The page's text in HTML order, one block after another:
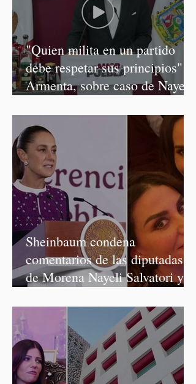
"Quien milita en un partido
debe respetar sus principios":
Armenta, sobre caso de Nayeli
Sheinbaum condena
comentarios de las diputadas
de Morena Nayeli Salvatori y